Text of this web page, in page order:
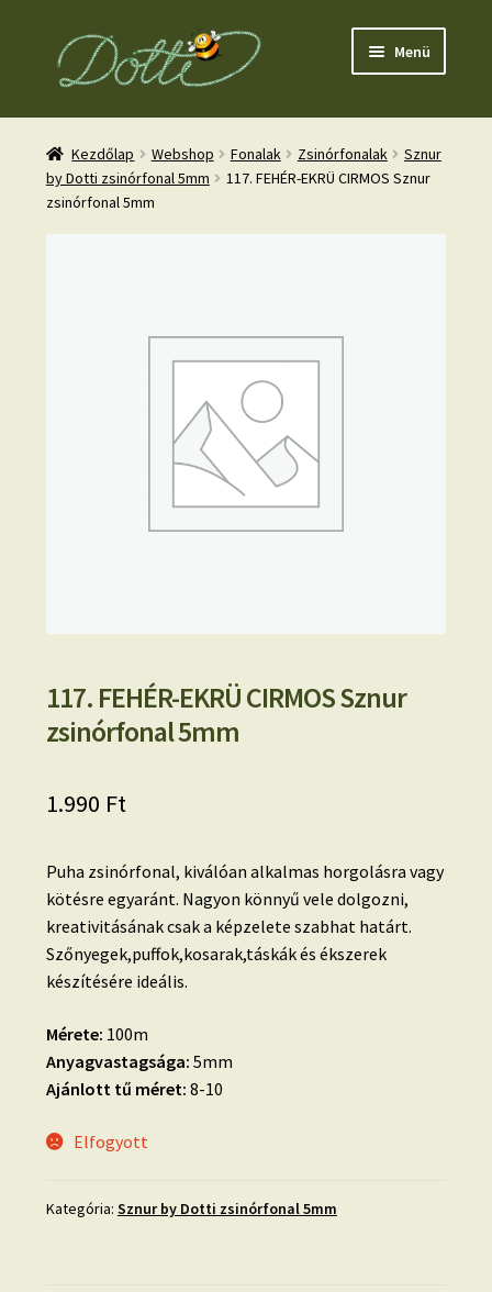
Ugrás
Kilépés
Menü
Kezdőlap Webshop Fonalak Zsinórfonalak
Sznur
by Dotti zsinórfonal 5mm
117. FEHÉR-EKRÜ CIRMOS Sznur
zsinórfonal 5mm
117. FEHÉR-EKRÜ CIRMOS Sznur
zsinórfonal 5mm
1.990 Ft
Puha zsinórfonal, kiválóan alkalmas horgolásra vagy
kötésre egyaránt. Nagyon könnyű vele dolgozni,
kreativitásának csak a képzelete szabhat határt.
Szőnyegek,puffok,kosarak,táskák és ékszerek
készítésére ideális.
Mérete: 100m
Anyagvastagsága: 5mm
Ajánlott tű méret: 8-10
Elfogyott
Kategória: Sznur by Dotti zsinórfonal 5mm